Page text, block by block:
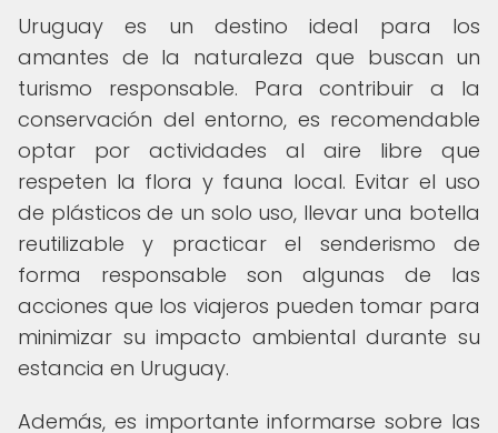
Uruguay es un destino ideal para los
amantes de la naturaleza que buscan un
turismo responsable. Para contribuir a la
conservación del entorno, es recomendable
optar por actividades al aire libre que
respeten la flora y fauna local. Evitar el uso
de plásticos de un solo uso, llevar una botella
reutilizable y practicar el senderismo de
forma responsable son algunas de las
acciones que los viajeros pueden tomar para
minimizar su impacto ambiental durante su
estancia en Uruguay.
Además, es importante informarse sobre las